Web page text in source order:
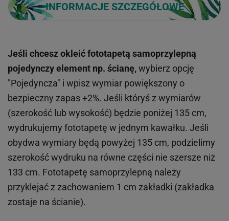
INFORMACJE SZCZEGÓŁOWE
Jeśli chcesz okleić fototapetą samoprzylepną
pojedynczy element np. ścianę,wybierz opcję
"Pojedyncza" i wpisz wymiar powiększony o
bezpieczny zapas +2%. Jeśli któryś z wymiarów
(szerokość lub wysokość) będzie poniżej 135 cm,
wydrukujemy fototapetę w jednym kawałku. Jeśli
obydwa wymiary będą powyżej 135 cm, podzielimy
szerokość wydruku na równe części nie szersze niż
133 cm. Fototapetę samoprzylepną należy
przyklejać z zachowaniem 1 cm zakładki (zakładka
zostaje na ścianie).